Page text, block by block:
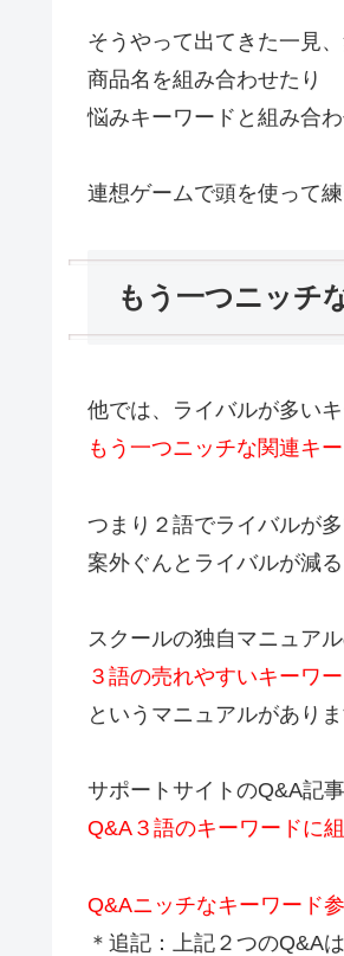
そうやって出てきた一見
商品名を組み合わせたり
悩みキーワードと組み合わ
連想ゲームで頭を使って
もう一つニッチ
他では、ライバルが多いキ
もう一つニッチな関連キ
つまり２語でライバルが
案外ぐんとライバルが減
スクールの独自マニュア
３語の売れやすいキーワ
というマニュアルがありま
サポートサイトのQ&A記
Q&A３語のキーワードに
Q&Aニッチなキーワード
＊追記：上記２つのQ&A